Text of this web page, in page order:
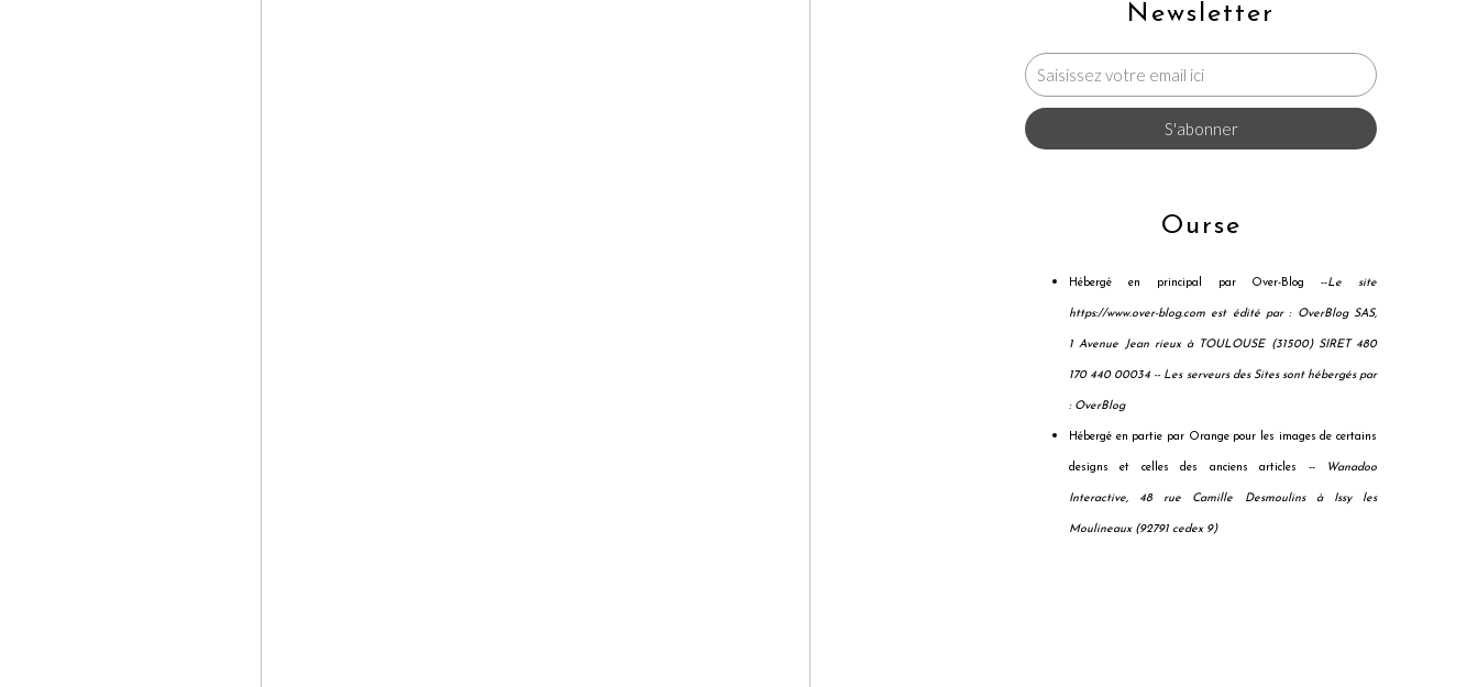
Newsletter
Ourse
Hébergé en principal par Over-Blog --Le site
https://www.over-blog.com est édité par : OverBlog SAS,
1 Avenue Jean rieux à TOULOUSE (31500) SIRET 480
170 440 00034 -- Les serveurs des Sites sont hébergés par
: OverBlog
Hébergé en partie par Orange pour les images de certains
designs et celles des anciens articles -- Wanadoo
Interactive, 48 rue Camille Desmoulins à Issy les
Moulineaux (92791 cedex 9)